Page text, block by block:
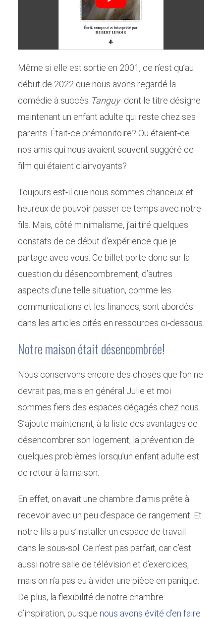
Même si elle est sortie en 2001, ce n’est qu’au
début de 2022 que nous avons regardé la
comédie à succès Tanguydont le titre désigne
maintenant un enfant adulte qui reste chez ses
parents. Était-ce prémonitoire? Ou étaient-ce
nos amis qui nous avaient souvent suggéré ce
film qui étaient clairvoyants?
Toujours est-il que nous sommes chanceux et
heureux de pouvoir passer ce temps avec notre
fils. Mais, côté minimalisme, j’ai tiré quelques
constats de ce début d’expérience que je
partage avec vous. Ce billet porte donc sur la
question du désencombrement; d’autres
aspects d’une telle situation, comme les
communications et les finances, sont abordés
dans les articles cités en ressources ci-dessous.
Notre maison était désencombrée!
Nous conservons encore des choses que l’on ne
devrait pas, mais en général Julie et moi
sommes fiers des espaces dégagés chez nous.
S’ajoute maintenant, à la liste des avantages de
désencombrer son logement, la prévention de
quelques problèmes lorsqu’un enfant adulte est
de retour à la maison.
En effet, on avait une chambre d’amis prête à
recevoir avec un peu d’espace de rangement. Et
notre fils a pu s’installer un espace de travail
dans le sous-sol. Ce n’est pas parfait, car c’est
aussi notre salle de télévision et d’exercices,
mais on n’a pas eu à vider une pièce en panique.
De plus, la flexibilité de notre chambre
d’inspiration, puisque nous avons évité d’en faire